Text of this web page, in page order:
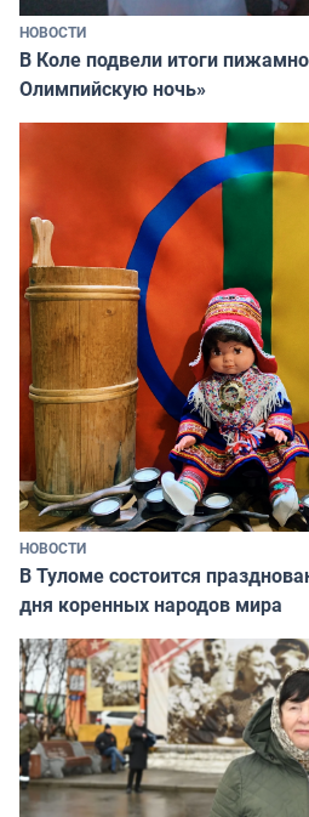
НОВОСТИ
В Коле подвели итоги
Олимпийскую ночь»
НОВОСТИ
В Туломе состоится
дня коренных народов мира